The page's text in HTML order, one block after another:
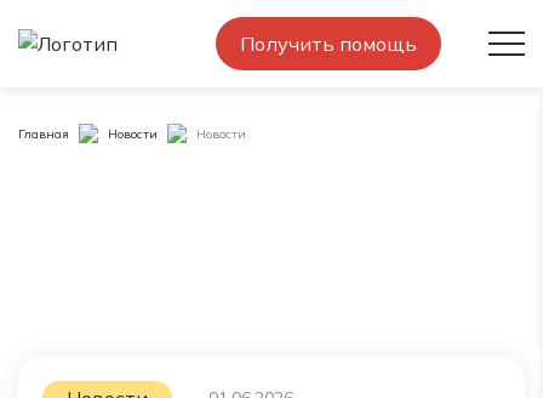
Получить помощь
Главная Новости Новости